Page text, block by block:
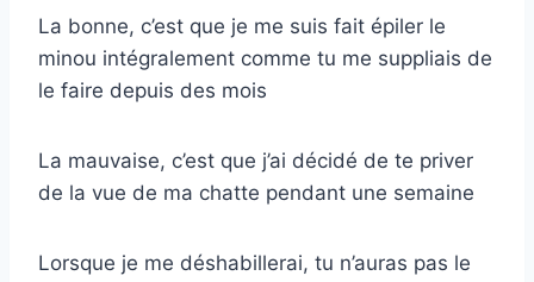
La bonne, c’est que je me suis fait épiler le
minou intégralement comme tu me suppliais de
le faire depuis des mois
La mauvaise, c’est que j’ai décidé de te priver
de la vue de ma chatte pendant une semaine
Lorsque je me déshabillerai, tu n’auras pas le